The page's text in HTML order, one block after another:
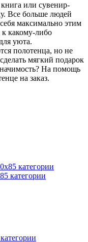
или сувенир-
Все больше людей
максимально этим
к какому-либо
уюта.
полотенца, но не
мягкий подарок
На помощь
на заказ.
категории